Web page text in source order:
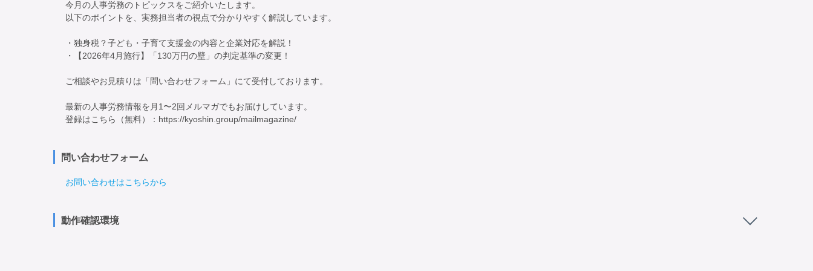
今月の人事労務のトピックスをご紹介いたします。
以下のポイントを、実務担当者の視点で分かりやすく解説しています。
・独身税？子ども・子育て支援金の内容と企業対応を解説！
・【2026年4月施行】「130万円の壁」の判定基準の変更！
ご相談やお見積りは「問い合わせフォーム」にて受付しております。
最新の人事労務情報を月1〜2回メルマガでもお届けしています。
登録はこちら（無料）：https://kyoshin.group/mailmagazine/
問い合わせフォーム
お問い合わせはこちらから
動作確認環境